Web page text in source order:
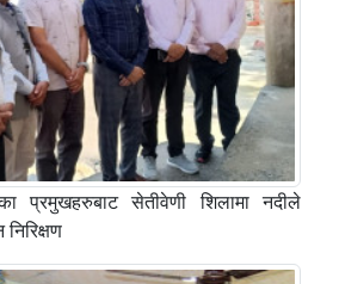
प्रमुखहरुबाट सेतीवेणी शिलामा नदीले